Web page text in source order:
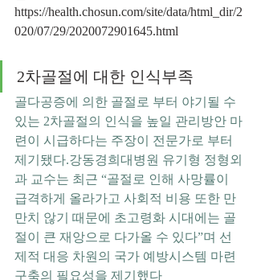
https://health.chosun.com/site/data/html_dir/2
020/07/29/2020072901645.html
2차골절에 대한 인식부족
골다공증에 의한 골절로 부터 야기될 수
있는 2차골절의 인식을 높일 관리방안 마
련이 시급하다는 주장이 전문가로 부터
제기됐다.강동경희대병원 유기형 정형외
과 교수는 최근 “골절로 인해 사망률이
급격하게 올라가고 사회적 비용 또한 만
만치 않기 때문에 초고령화 시대에는 골
절이 큰 재앙으로 다가올 수 있다”며 선
제적 대응 차원의 국가 예방시스템 마련
구축의 필요성을 제기했다